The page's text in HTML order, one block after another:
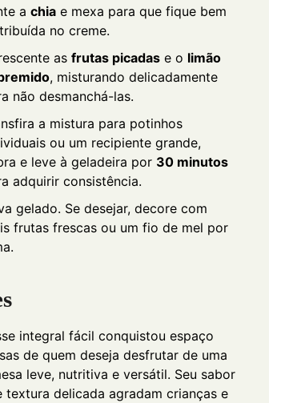
a chiae mexa para que fique bem
no creme.
as frutas picadase o limão
, misturando delicadamente
não desmanchá-las.
a mistura para potinhos
ou um recipiente grande,
e leve à geladeira por 30 minutos
adquirir consistência.
gelado. Se desejar, decore com
frutas frescas ou um fio de mel por
integral fácil conquistou espaço
de quem deseja desfrutar de uma
leve, nutritiva e versátil. Seu sabor
textura delicada agradam crianças e